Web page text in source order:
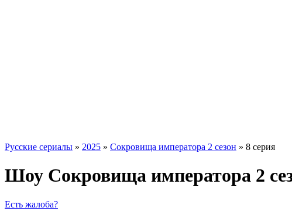
Русские сериалы » 2025 » Сокровища императора 2 сезон » 8 серия
Шоу Сокровища императора 2
Есть жалоба?